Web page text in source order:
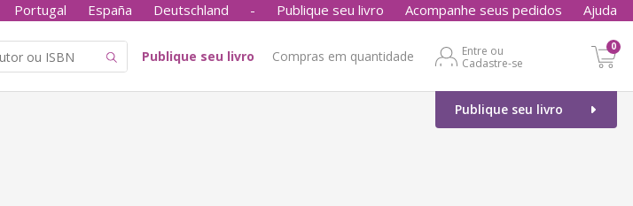
Portugal España Deutschland - Publique seu livro Acompanhe seus pedidos Ajuda
Publique seu livro Compras em quantidade
Entre ou
Cadastre-se
0
Publique seu livro